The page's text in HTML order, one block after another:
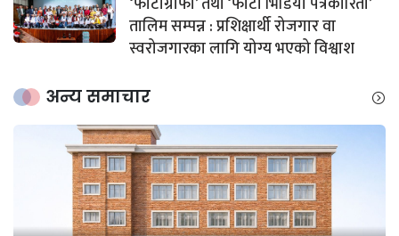
तालिम सम्पन्न : प्रशिक्षार्थी रोजगार वा
स्वरोजगारका लागि योग्य भएको विश्वाश
अन्य समाचार